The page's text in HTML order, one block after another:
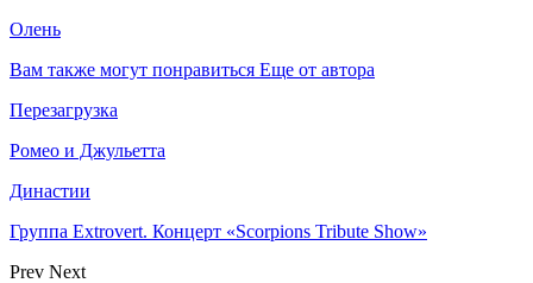
Олень
Вам также могут понравиться Еще от автора
Перезагрузка
Ромео и Джульетта
Династии
Группа Extrovert. Концерт «Scorpions Tribute Show»
Prev Next